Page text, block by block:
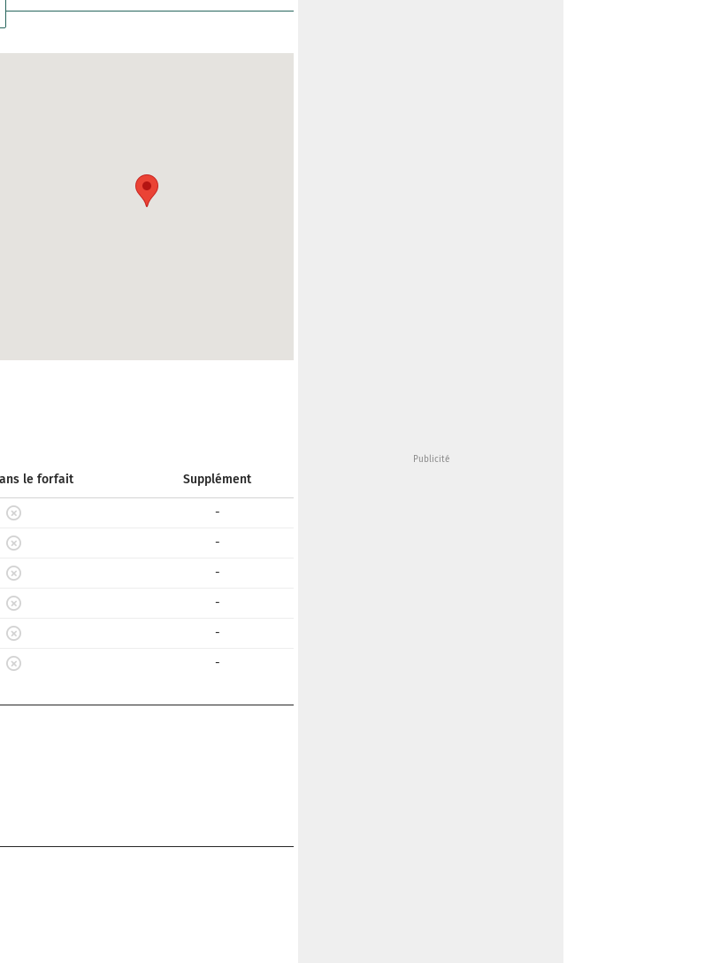
le forfait Supplément
-
-
-
-
-
-